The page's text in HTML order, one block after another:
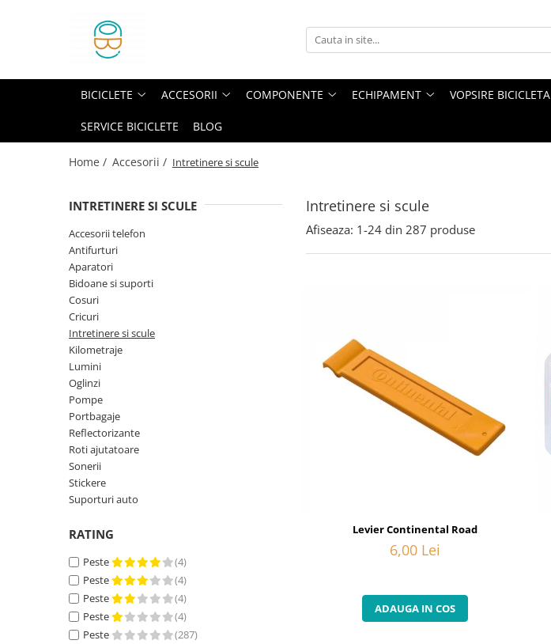
Sosea-Gravel
Bidoane si suporti
Intretinere si scule
Kilometraje
Portbagaje
Reflectorizante
Roti ajutatoare
Suporturi auto
Componente
Butuci pedalieri
Manete schimbator
Mansoane & Ghidoline
Saboti si placute
Schimbatoare fata
Schimbatoare si accesorii
Incaltaminte
Sepci si caciuli
BICICLETE ACCESORII COMPONENTE ECHIPAMENT VOPSIRE BICICLETA
SERVICE BICICLETE BLOG
Home / Accesorii / Intretinere si scule
Intretinere si scule
INTRETINERE SI SCULE
Accesorii telefon
Antifurturi
Aparatori
Bidoane si suporti
Cosuri
Cricuri
Intretinere si scule
Kilometraje
Lumini
Oglinzi
Pompe
Portbagaje
Reflectorizante
Roti ajutatoare
Sonerii
Stickere
Suporturi auto
RATING
Peste
(4)
Peste
(4)
Peste
(4)
Peste
(4)
Peste
(287)
Afiseaza: 1-24 din 287 produse
Levier Continental Road
6,00 Lei
ADAUGA IN COS